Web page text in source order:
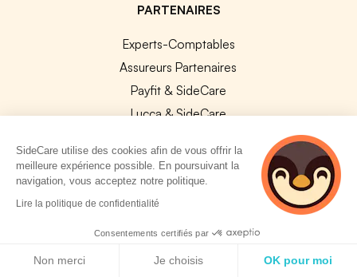
PARTENAIRES
Experts-Comptables
Assureurs Partenaires
Payfit & SideCare
Lucca & SideCare
Livi & SideCare
Lianeli & SideCare
Les SIRH / Systèmes de paie connectés
SideCare utilise des cookies afin de vous offrir la
meilleure expérience possible. En poursuivant la
navigation, vous acceptez notre politique.
Lire la politique de confidentialité
Consentements certifiés par
Non merci Je choisis OK pour moi
2 personnes
consultent
actuellement cette